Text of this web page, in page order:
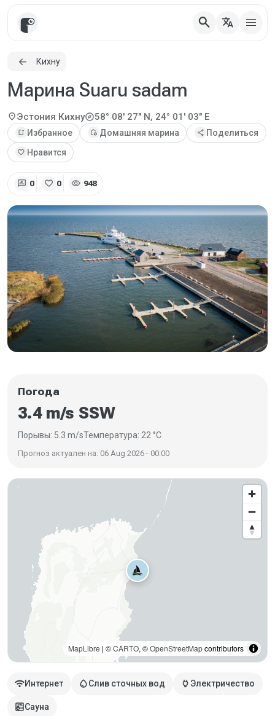
search translate
Кихну
Марина Suaru sadam
location_onЭстония Кихнуexplore58° 08' 27" N, 24° 01' 03" E
bookmark_add Избранное add_home Домашняя марина share Поделиться
favorite Нравится
rate_review 0 favorite 0 visibility 948
wifiИнтернет water_dropСлив сточных вод power Электричество
saunaСауна
Погода
3.4 m/s SSW
Порывы: 5.3 m/sТемпература: 22 °C
Прогноз актуален на: 06 Aug 2026 - 00:00
MapLibre | ©CARTO, ©OpenStreetMapcontributors